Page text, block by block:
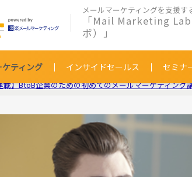
メールマーケティングを支援す
「Mail Marketing
ボ）」
ティング インサイドセールス セミナ
載】BtoB企業のための初めてのメールマーケティング